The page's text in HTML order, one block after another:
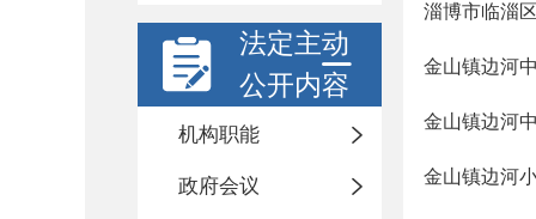
法定主动
公开内容
机构职能
政府会议
淄博市临淄
金山镇边河
金山镇边河
金山镇边河